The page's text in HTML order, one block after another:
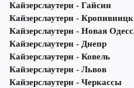
Кайзерслаутерн - Гайсин
Кайзерслаутерн -
Кайзерслаутерн - Новая
Кайзерслаутерн - Днепр
Кайзерслаутерн - Ковель
Кайзерслаутерн - Львов
Кайзерслаутерн - Черкассы